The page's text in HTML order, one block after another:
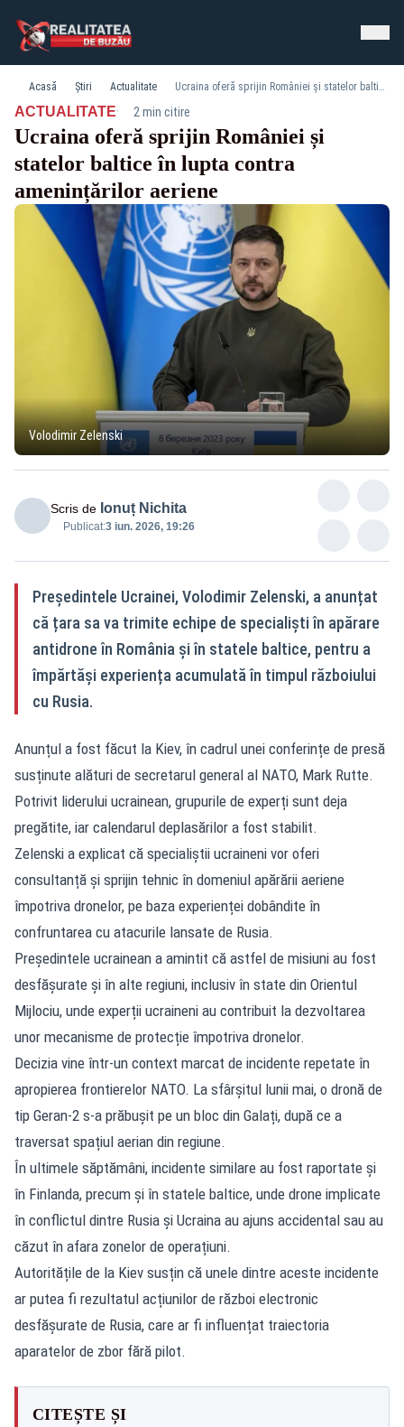
Acasă Știri Actualitate Ucraina oferă sprijin României și statelor baltice în lupta contra amenințărilor aeriene
ACTUALITATE· 2 min citire
Ucraina oferă sprijin României și
statelor baltice în lupta contra
amenințărilor aeriene
Volodimir Zelenski
Scris de Ionuț Nichita
Publicat:3 iun. 2026, 19:26
Președintele Ucrainei, Volodimir Zelenski, a anunțat
că țara sa va trimite echipe de specialiști în apărare
antidrone în România și în statele baltice, pentru a
împărtăși experiența acumulată în timpul războiului
cu Rusia.
Anunțul a fost făcut la Kiev, în cadrul unei conferințe de presă
susținute alături de secretarul general al NATO, Mark Rutte.
Potrivit liderului ucrainean, grupurile de experți sunt deja
pregătite, iar calendarul deplasărilor a fost stabilit.
Zelenski a explicat că specialiștii ucraineni vor oferi
consultanță și sprijin tehnic în domeniul apărării aeriene
împotriva dronelor, pe baza experienței dobândite în
confruntarea cu atacurile lansate de Rusia.
Președintele ucrainean a amintit că astfel de misiuni au fost
desfășurate și în alte regiuni, inclusiv în state din Orientul
Mijlociu, unde experții ucraineni au contribuit la dezvoltarea
unor mecanisme de protecție împotriva dronelor.
Decizia vine într-un context marcat de incidente repetate în
apropierea frontierelor NATO. La sfârșitul lunii mai, o dronă de
tip Geran-2 s-a prăbușit pe un bloc din Galați, după ce a
traversat spațiul aerian din regiune.
În ultimele săptămâni, incidente similare au fost raportate și
în Finlanda, precum și în statele baltice, unde drone implicate
în conflictul dintre Rusia și Ucraina au ajuns accidental sau au
căzut în afara zonelor de operațiuni.
Autoritățile de la Kiev susțin că unele dintre aceste incidente
ar putea fi rezultatul acțiunilor de război electronic
desfășurate de Rusia, care ar fi influențat traiectoria
aparatelor de zbor fără pilot.
CITEȘTE ȘI